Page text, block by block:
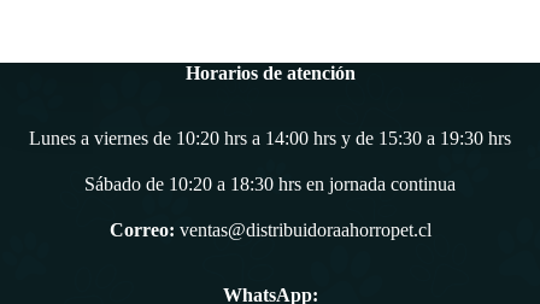
Horarios de atención
Lunes a viernes de 10:20 hrs a 14:00 hrs y de 15:30 a 19:30 hrs
Sábado de 10:20 a 18:30 hrs en jornada continua
Correo: ventas@distribuidoraahorropet.cl
WhatsApp: